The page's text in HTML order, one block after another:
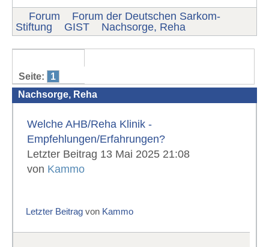
Forum
Forum der Deutschen Sarkom-
Stiftung
GIST Nachsorge, Reha
Seite:
1
Nachsorge, Reha
Welche AHB/Reha Klinik -
Empfehlungen/Erfahrungen?
Letzter Beitrag 13 Mai 2025 21:08
von Kammo
Letzter Beitrag von Kammo